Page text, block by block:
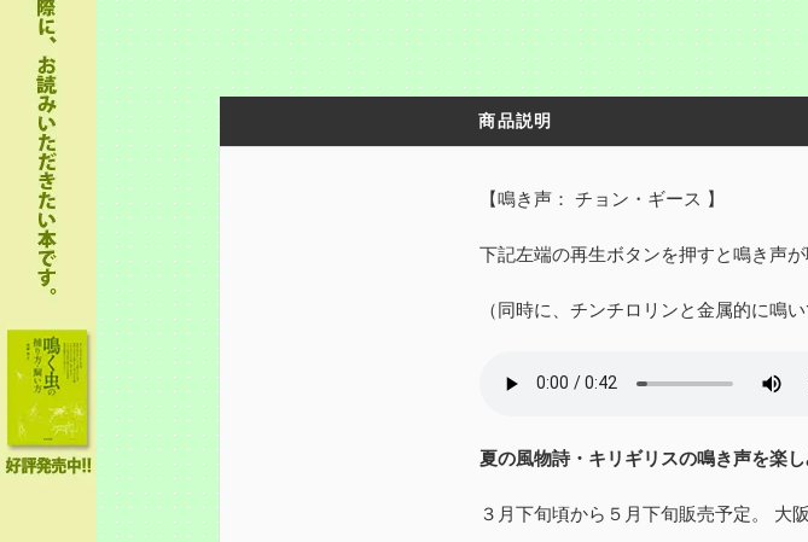
商品説明
【鳴き声： チョン・ギース 】
下記左端の再生ボタンを押すと鳴き声
（同時に、チンチロリンと金属的に鳴
夏の風物詩・キリギリスの鳴き声を楽し
３月下旬頃から５月下旬販売予定。 大